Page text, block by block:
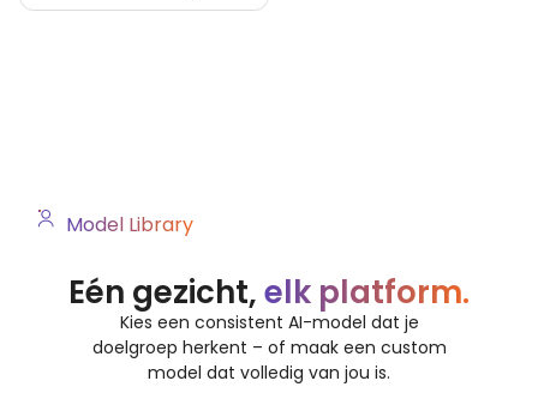
Model Library
Eén gezicht,elk platform.
Kies een consistent AI-model dat je
doelgroep herkent – of maak een custom
model dat volledig van jou is.